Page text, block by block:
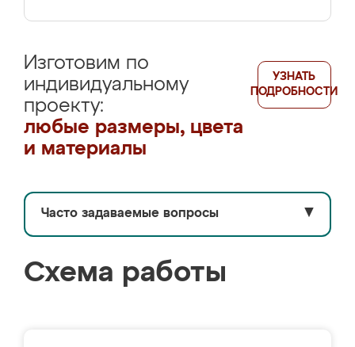
Изготовим по
индивидуальному
проекту:
любые размеры, цвета
и материалы
УЗНАТЬ
ПОДРОБНОСТИ
Часто задаваемые вопросы ▼
Схема работы